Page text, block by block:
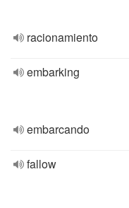
racionamiento
embarking
embarcando
fallow